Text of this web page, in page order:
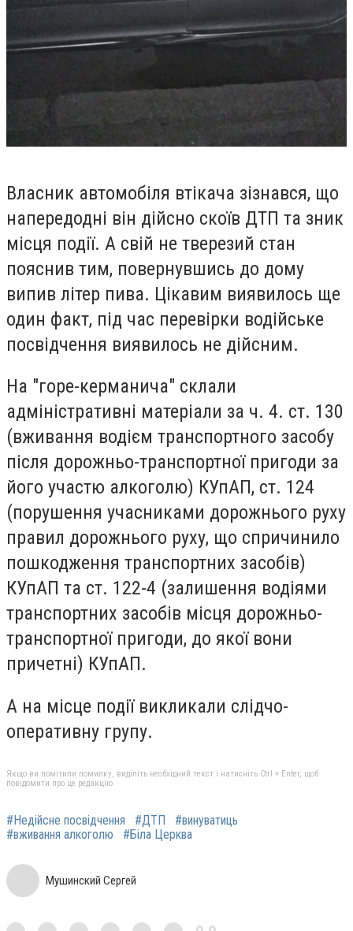
Власник автомобіля втікача зізнався, що
напередодні він дійсно скоїв ДТП та зник
місця події. А свій не тверезий стан
пояснив тим, повернувшись до дому
випив літер пива. Цікавим виявилось ще
один факт, під час перевірки водійське
посвідчення виявилось не дійсним.
На "горе-керманича" склали
адміністративні матеріали за ч. 4. ст. 130
(вживання водієм транспортного засобу
після дорожньо-транспортної пригоди за
його участю алкоголю) КУпАП, ст. 124
(порушення учасниками дорожнього руху
правил дорожнього руху, що спричинило
пошкодження транспортних засобів)
КУпАП та ст. 122-4 (залишення водіями
транспортних засобів місця дорожньо-
транспортної пригоди, до якої вони
причетні) КУпАП.
А на місце події викликали слідчо-
оперативну групу.
Якщо ви помітили помилку, виділіть необхідний текст і натисніть Ctrl + Enter, щоб
повідомити про це редакцію
#Недійсне посвідчення #ДТП
#винуватиць
#вживання алкоголю
#Біла Церква
Мушинский Сергей